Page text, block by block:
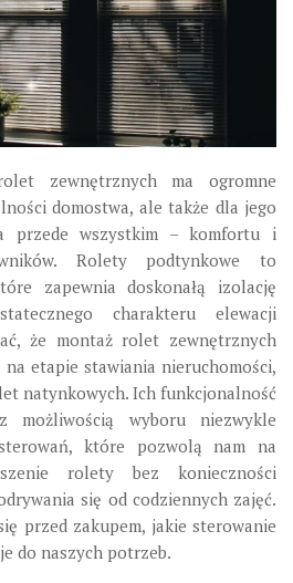
zewnętrznych ma ogromne
domostwa, ale także dla jego
przede wszystkim – komfortu i
Rolety podtynkowe to
zapewnia doskonałą izolację
charakteru elewacji
że montaż rolet zewnętrznych
etapie stawiania nieruchomości,
natynkowych. Ich funkcjonalność
wyboru niezwykle
które pozwolą nam na
rolety bez konieczności
się od codziennych zajęć.
przed zakupem, jakie sterowanie
do naszych potrzeb.